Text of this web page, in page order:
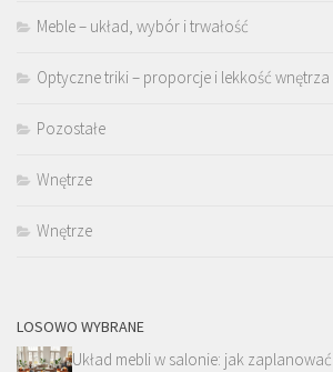
Meble – układ, wybór i trwałość
Optyczne triki – proporcje i lekkość wnętrza
Pozostałe
Wnętrze
Wnętrze
LOSOWO WYBRANE
Układ mebli w salonie: jak